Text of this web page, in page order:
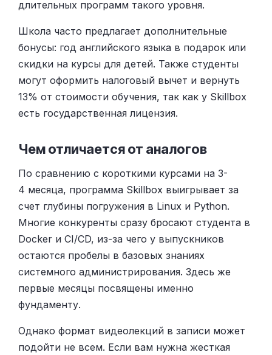
длительных программ такого уровня.
Школа часто предлагает дополнительные
бонусы: год английского языка в подарок или
скидки на курсы для детей. Также студенты
могут оформить налоговый вычет и вернуть
13% от стоимости обучения, так как у Skillbox
есть государственная лицензия.
Чем отличается от аналогов
По сравнению с короткими курсами на 3-
4 месяца, программа Skillbox выигрывает за
счет глубины погружения в Linux и Python.
Многие конкуренты сразу бросают студента в
Docker и CI/CD, из-за чего у выпускников
остаются пробелы в базовых знаниях
системного администрирования. Здесь же
первые месяцы посвящены именно
фундаменту.
Однако формат видеолекций в записи может
подойти не всем. Если вам нужна жесткая